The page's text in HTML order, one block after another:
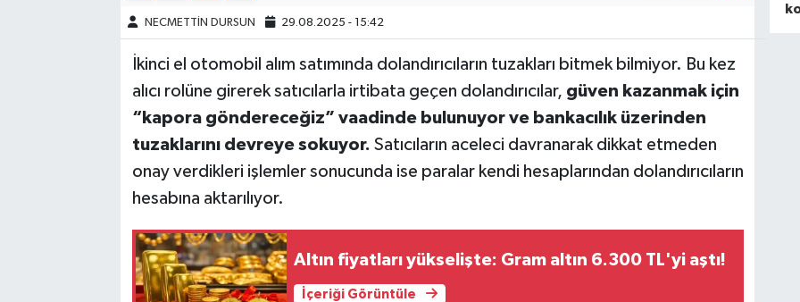
NECMETTİN DURSUN 29.08.2025 - 15:42
İkinci el otomobil alım satımında dolandırıcıların tuzakları bitmek bilmiyor. Bu kez
alıcı rolüne girerek satıcılarla irtibata geçen dolandırıcılar, güven kazanmak için
“kapora göndereceğiz” vaadinde bulunuyor ve bankacılık üzerinden
tuzaklarını devreye sokuyor. Satıcıların aceleci davranarak dikkat etmeden
onay verdikleri işlemler sonucunda ise paralar kendi hesaplarından dolandırıcıların
hesabına aktarılıyor.
Altın fiyatları yükselişte: Gram altın 6.300 TL'yi aştı!
İçeriği Görüntüle